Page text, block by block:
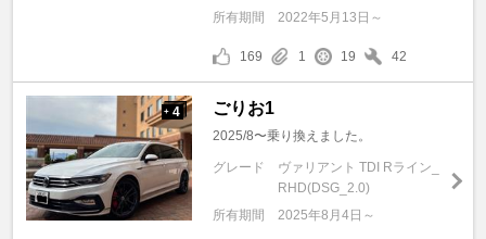
所有期間
2022年5月13日～
169 1 19 42
+ 4 ごりお1
2025/8〜乗り換えました。
グレード
ヴァリアント TDI Rライン_
RHD(DSG_2.0)
所有期間
2025年8月4日～